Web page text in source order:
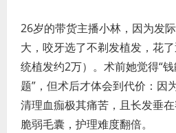
26岁的带货主播小林，因为发
大，咬牙选了不剃发植发，花
统植发约2万）。术前她觉得“
题”，但术后才体会到代价：因
清理血痂极其痛苦，且长发垂
脆弱毛囊，护理难度翻倍。